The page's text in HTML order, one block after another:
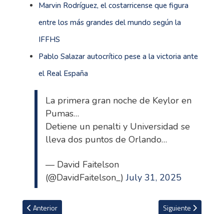
Marvin Rodríguez, el costarricense que figura
entre los más grandes del mundo según la
IFFHS
Pablo Salazar autocrítico pese a la victoria ante
el Real España
La primera gran noche de Keylor en
Pumas…
Detiene un penalti y Universidad se
lleva dos puntos de Orlando…
— David Faitelson
(@DavidFaitelson_)July 31, 2025
Artículo anterior: Keylor Navas sobre el penal detenido en la
Anterior Artículo siguiente:
Siguiente